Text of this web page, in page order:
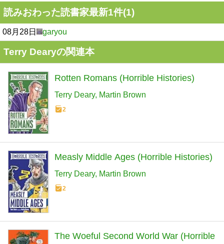
読みおわった読書家最新1件(1)
08月28日 garyou
Terry Dearyの関連本
Rotten Romans (Horrible Histories)
Terry Deary Martin Brown
2
Measly Middle Ages (Horrible Histories)
Terry Deary Martin Brown
2
The Woeful Second World War (Horrible